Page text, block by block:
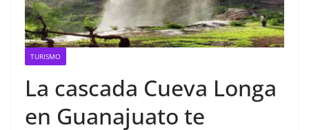
TURISMO
La cascada Cueva Longa
en Guanajuato te